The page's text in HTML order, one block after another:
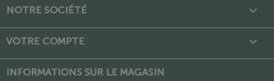
NOTRE SOCIÉTÉ 
VOTRE COMPTE 
INFORMATIONS SUR LE MAGASIN